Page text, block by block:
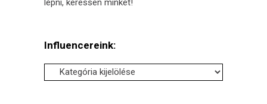
lépni, keressen minket!
Influencereink:
Influencereink: